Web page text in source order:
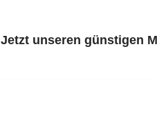
Jetzt unseren günstigen